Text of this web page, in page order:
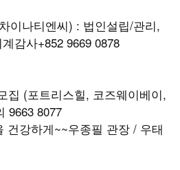
이나티엔씨) : 법인설립/관리,
감사+852 9669 0878
집 (포트리스힐, 코즈웨이베이,
9663 8077
건강하게~~우종필 관장 / 우태